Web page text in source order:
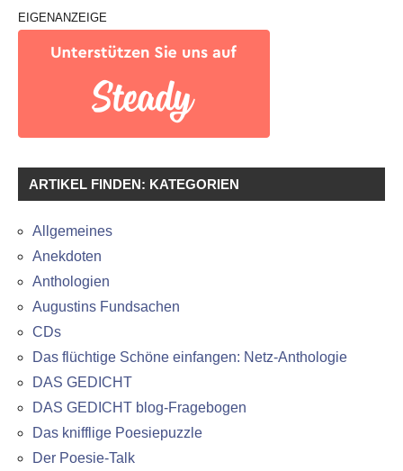
EIGENANZEIGE
ARTIKEL FINDEN: KATEGORIEN
Allgemeines
Anekdoten
Anthologien
Augustins Fundsachen
CDs
Das flüchtige Schöne einfangen: Netz-Anthologie
DAS GEDICHT
DAS GEDICHT blog-Fragebogen
Das knifflige Poesiepuzzle
Der Poesie-Talk